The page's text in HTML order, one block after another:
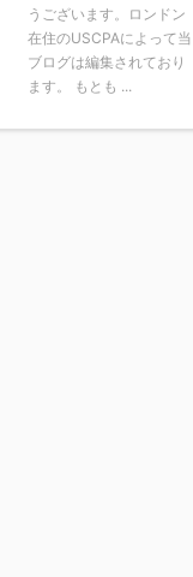
うございます。ロンドン
在住のUSCPAによって当
ブログは編集されており
ます。 もとも ...